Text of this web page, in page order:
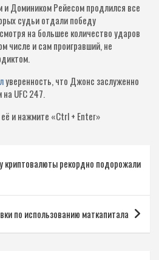
Домиником Рейесом продлился все
судьи отдали победу
на большее количество ударов
числе и сам проигравший, не
уверенность, что Джонс заслуженно
UFC 247.
и нажмите «Ctrl + Enter»
криптовалюты рекордно подорожали
по использованию маткапитала